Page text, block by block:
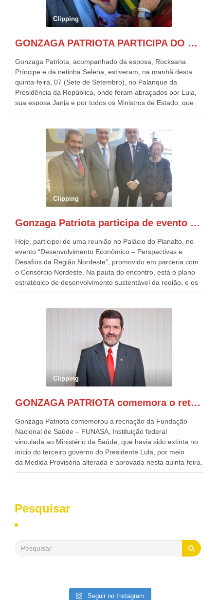
Clipping
GONZAGA PATRIOTA PARTICIPA DO DESFILE DA INDEPENDÊNCIA NO PALANQUE DA PRESIDÊNCIA DA REPÚBLICA E É ABRAÇADO POR LULA E POR GERALDO ALCKMIN.
Gonzaga Patriota, acompanhado da esposa, Rocksana
Príncipe e da netinha Selena, estiveram, na manhã desta
quinta-feira, 07 (Sete de Setembro), no Palanque da
Presidência da República, onde foram abraçados por Lula,
sua esposa Janja e por todos os Ministros de Estado, que
estavam presentes, nos Desfiles da Independência da
outros desfiles, na Esplanada dos Ministérios, disse ter sido
o deste ano, o maior e o mais organizado de todos. “Há
quatro décadas, como Patriota até no nome, participo
anualmente dos desfiles de Sete de Setembro, na
Esplanada dos Ministérios, em Brasília. Este ano, o governo
preparou espaços com cadeiras e coberturas, para 30.000
pessoas, só que o número de Patriotas Brasileiros
Independentes, dobrou na Esplanada. Eu, Lula e os
Patriota.
Clipping
Gonzaga Patriota participa de evento em prol do desenvolvimento do Nordeste
Hoje, participei de uma reunião no Palácio do Planalto, no
evento “Desenvolvimento Econômico – Perspectivas e
Desafios da Região Nordeste”, promovido em parceria com
o Consórcio Nordeste. Na pauta do encontro, está o plano
estratégico de desenvolvimento sustentável da região, e os
desafios para a elaboração de políticas públicas, que
evento contou com a presença do Vice-presidente Geraldo
Alckmin, que também ocupa o Ministério do
Desenvolvimento, Indústria, Comércio e Serviços, o ex
governador de Pernambuco, agora Presidente do Banco do
Nordeste, Paulo Câmara, o ex Deputado Federal, e
atualmente Superintendente da SUDENE, Danilo Cabral, da
Governadora de Pernambuco, Raquel Lyra, os ministros da
Casa Civil, Rui Costa, e da Integração e do Desenvolvimento
de todo Nordeste que também ajudam a fomentar o
Clipping
GONZAGA PATRIOTA comemora o retorno da FUNASA
Gonzaga Patriota comemorou a recriação da Fundação
Nacional de Saúde – FUNASA, Instituição federal
vinculada ao Ministério da Saúde, que havia sido extinta no
início do terceiro governo do Presidente Lula, por meio
da Medida Provisória alterada e aprovada nesta quinta-feira,
pelo Congresso Nacional. Gonzaga Patriota disse hoje em
desenvolvimento dos seus municípios e, somente o ano
passado, essa Fundação distribuiu mais de três bilhões de
reais, com suas maravilhosas ações, dentre alas, mais de
saneamento básico, em pequenas comunidades rurais.
Patriota disse ainda que, mesmo sem mandato,
Pesquisar
Seguir no Instagram